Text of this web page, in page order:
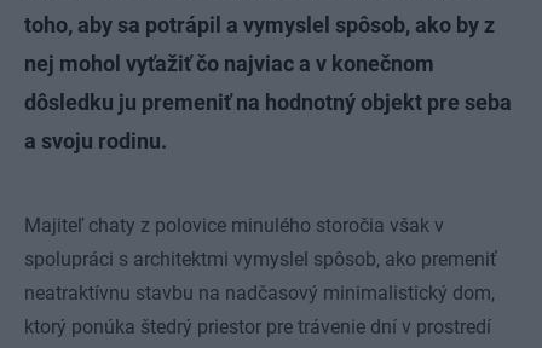
toho, aby sa potrápil a vymyslel spôsob, ako by z
nej mohol vyťažiť čo najviac a v konečnom
dôsledku ju premeniť na hodnotný objekt pre seba
a svoju rodinu.
Majiteľ chaty z polovice minulého storočia však v
spolupráci s architektmi vymyslel spôsob, ako premeniť
neatraktívnu stavbu na nadčasový minimalistický dom,
ktorý ponúka štedrý priestor pre trávenie dní v prostredí